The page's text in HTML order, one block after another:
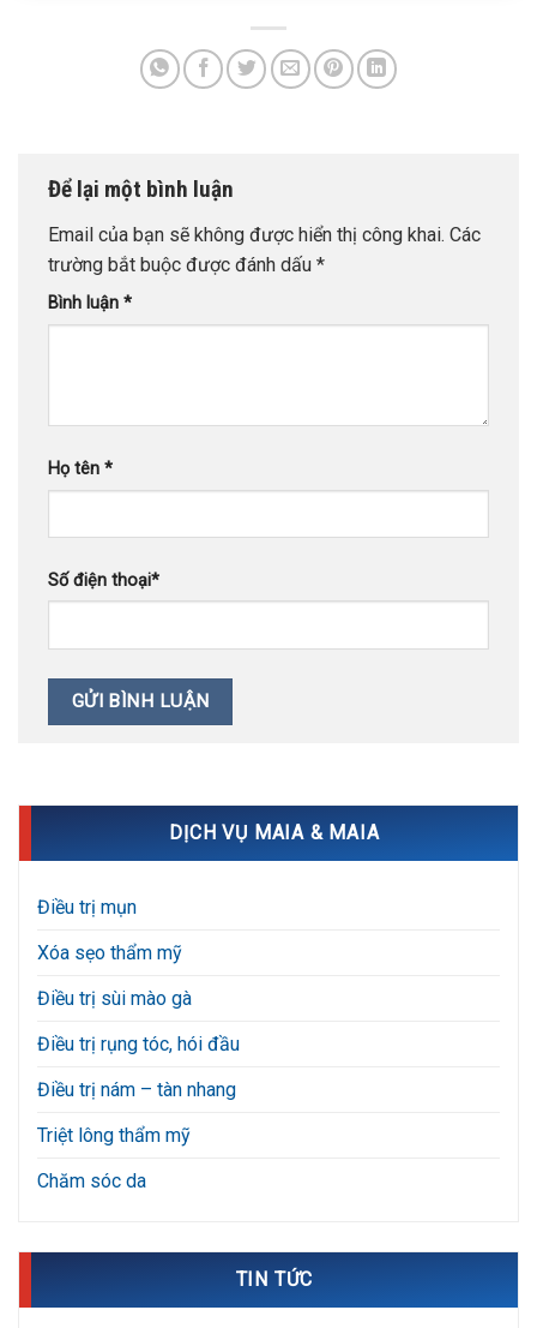
Để lại một bình luận
Email của bạn sẽ không được hiển thị công khai. Các
trường bắt buộc được đánh dấu *
Bình luận *
Họ tên *
Số điện thoại*
DỊCH VỤ MAIA & MAIA
Điều trị mụn
Xóa sẹo thẩm mỹ
Điều trị sùi mào gà
Điều trị rụng tóc, hói đầu
Điều trị nám – tàn nhang
Triệt lông thẩm mỹ
Chăm sóc da
TIN TỨC